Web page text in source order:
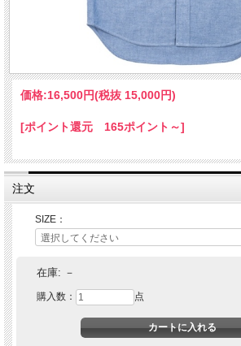
価格:16,500円(税抜 15,000円)
[ポイント還元 165ポイント～]
注文
SIZE：
在庫: －
購入数： 点